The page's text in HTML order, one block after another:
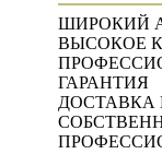
ШИРОКИЙ
ВЫСОКОЕ
ГАРАНТИЯ
ДОСТАВКА